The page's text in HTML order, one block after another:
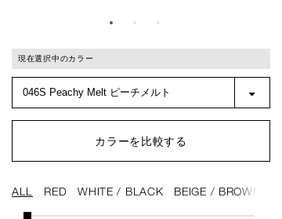
現在選択中のカラー
カラーを比較する
ALL RED WHITE / BLACK BEIGE / BROWN